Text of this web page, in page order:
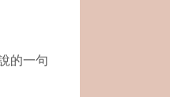
的一句